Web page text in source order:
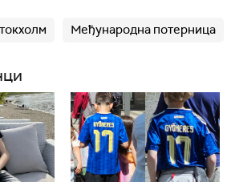
Међународна потерница